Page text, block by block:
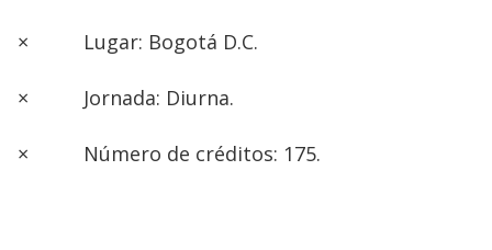
× Lugar: Bogotá D.C.
× Jornada: Diurna.
× Número de créditos: 175.